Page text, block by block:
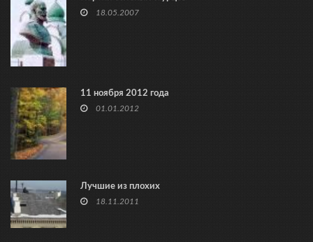
18.05.2007
11 ноября 2012 года
01.01.2012
Лучшие из плохих
18.11.2011